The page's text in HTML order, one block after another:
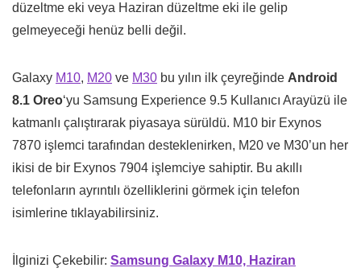
düzeltme eki veya Haziran düzeltme eki ile gelip
gelmeyeceği henüz belli değil.
Galaxy M10, M20 ve M30 bu yılın ilk çeyreğinde Android
8.1 Oreo‘yu Samsung Experience 9.5 Kullanıcı Arayüzü ile
katmanlı çalıştırarak piyasaya sürüldü. M10 bir Exynos
7870 işlemci tarafından desteklenirken, M20 ve M30’un her
ikisi de bir Exynos 7904 işlemciye sahiptir. Bu akıllı
telefonların ayrıntılı özelliklerini görmek için telefon
isimlerine tıklayabilirsiniz.
İlginizi Çekebilir: Samsung Galaxy M10, Haziran